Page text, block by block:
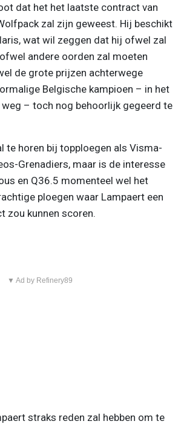
dat het het laatste contract van
zal zijn geweest. Hij beschikt
wat wil zeggen dat hij ofwel zal
andere oorden zal moeten
de grote prijzen achterwege
Belgische kampioen – in het
– toch nog behoorlijk gegeerd te
te horen bij topploegen als Visma-
Grenadiers, maar is de interesse
en Q36.5 momenteel wel het
ploegen waar Lampaert een
zou kunnen scoren.
▼ Ad by Refinery89
straks reden zal hebben om te